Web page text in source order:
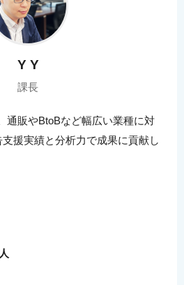
Y Y
課長
通販やBtoBなど幅広い業種に対
援実績と分析力で成果に貢献し